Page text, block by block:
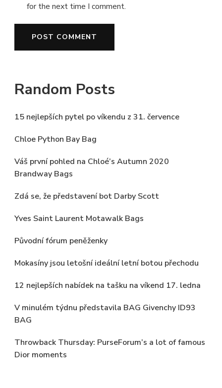
for the next time I comment.
Random Posts
15 nejlepších pytel po víkendu z 31. července
Chloe Python Bay Bag
Váš první pohled na Chloé’s Autumn 2020
Brandway Bags
Zdá se, že představení bot Darby Scott
Yves Saint Laurent Motawalk Bags
Původní fórum peněženky
Mokasíny jsou letošní ideální letní botou přechodu
12 nejlepších nabídek na tašku na víkend 17. ledna
V minulém týdnu představila BAG Givenchy ID93
BAG
Throwback Thursday: PurseForum’s a lot of famous
Dior moments